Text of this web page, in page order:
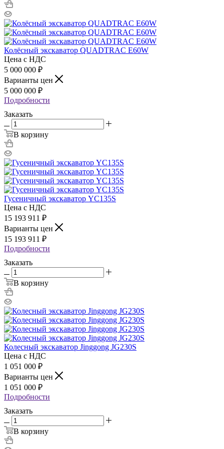
Колёсный экскаватор QUADTRAC E60W
Цена с НДС
5 000 000 ₽
Варианты цен
5 000 000 ₽
Подробности
Заказать
В корзину
Гусеничный экскаватор YC135S
Цена с НДС
15 193 911 ₽
Варианты цен
15 193 911 ₽
Подробности
Заказать
В корзину
Колесный экскаватор Jinggong JG230S
Цена с НДС
1 051 000 ₽
Варианты цен
1 051 000 ₽
Подробности
Заказать
В корзину